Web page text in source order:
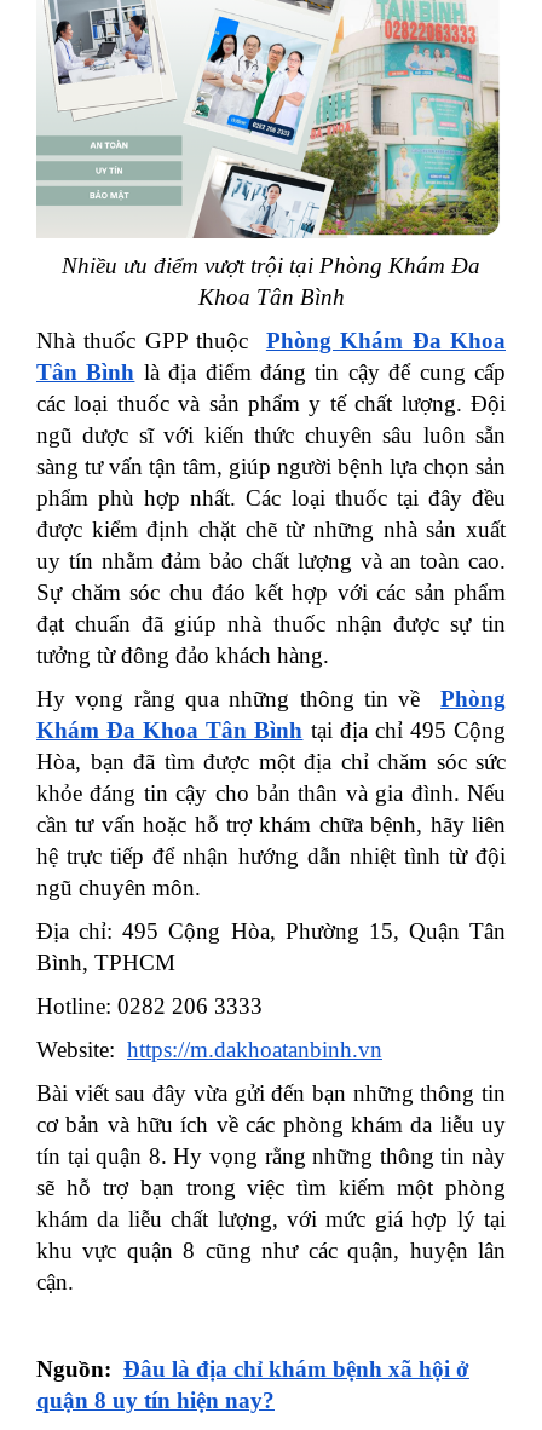
Nhiều ưu điểm vượt trội tại Phòng Khám Đa
Khoa Tân Bình
Nhà thuốc GPP thuộc
Phòng Khám Đa Khoa
Tân Bình là địa điểm đáng tin cậy để cung cấp
các loại thuốc và sản phẩm y tế chất lượng. Đội
ngũ dược sĩ với kiến thức chuyên sâu luôn sẵn
sàng tư vấn tận tâm, giúp người bệnh lựa chọn sản
phẩm phù hợp nhất. Các loại thuốc tại đây đều
được kiểm định chặt chẽ từ những nhà sản xuất
uy tín nhằm đảm bảo chất lượng và an toàn cao.
Sự chăm sóc chu đáo kết hợp với các sản phẩm
đạt chuẩn đã giúp nhà thuốc nhận được sự tin
tưởng từ đông đảo khách hàng.
Hy vọng rằng qua những thông tin về
Phòng
Khám Đa Khoa Tân Bình tại địa chỉ 495 Cộng
Hòa, bạn đã tìm được một địa chỉ chăm sóc sức
khỏe đáng tin cậy cho bản thân và gia đình. Nếu
cần tư vấn hoặc hỗ trợ khám chữa bệnh, hãy liên
hệ trực tiếp để nhận hướng dẫn nhiệt tình từ đội
ngũ chuyên môn.
Địa chỉ: 495 Cộng Hòa, Phường 15, Quận Tân
Bình, TPHCM
Hotline: 0282 206 3333
Website: https://m.dakhoatanbinh.vn
Bài viết sau đây vừa gửi đến bạn những thông tin
cơ bản và hữu ích về các phòng khám da liễu uy
tín tại quận 8. Hy vọng rằng những thông tin này
sẽ hỗ trợ bạn trong việc tìm kiếm một phòng
khám da liễu chất lượng, với mức giá hợp lý tại
khu vực quận 8 cũng như các quận, huyện lân
cận.
Nguồn: Đâu là địa chỉ khám bệnh xã hội ở
quận 8 uy tín hiện nay?